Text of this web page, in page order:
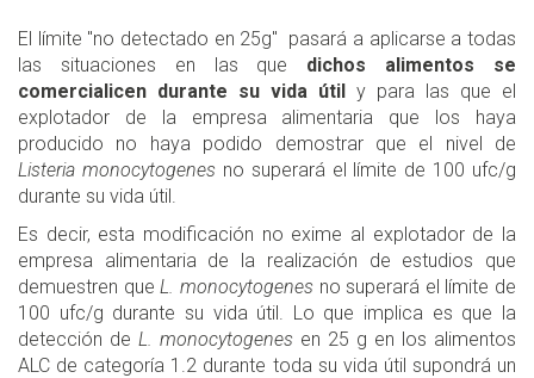
El límite "no detectado en 25g" pasará a aplicarse a todas
las situaciones en las que dichos alimentos se
comercialicen durante su vida útil y para las que el
explotador de la empresa alimentaria que los haya
producido no haya podido demostrar que el nivel de
Listeria monocytogenes no superará el límite de 100 ufc/g
durante su vida útil.
Es decir, esta modificación no exime al explotador de la
empresa alimentaria de la realización de estudios que
demuestren queL. monocytogenes no superará el límite de
100 ufc/g durante su vida útil. Lo que implica es que la
detección de L. monocytogenes en 25 g en los alimentos
ALC de categoría 1.2 durante toda su vida útil supondrá un